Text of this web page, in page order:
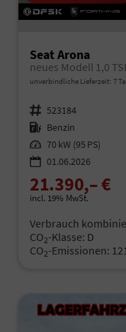
Seat Arona
neues Modell 1,0
unverbindliche Lieferzeit: 7
Fahrzeugnr. 523184
Kraftstoff Benzin
Leistung 70 kW (95 PS)
01.06.2026
21.390,– €
incl. 19% MwSt.
Verbrauch
CO2-Klasse: D
CO2-Emissionen: